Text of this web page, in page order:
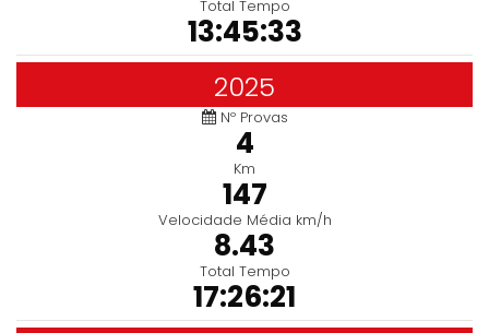
Total Tempo
13:45:33
2025
Nº Provas
4
Km
147
Velocidade Média km/h
8.43
Total Tempo
17:26:21